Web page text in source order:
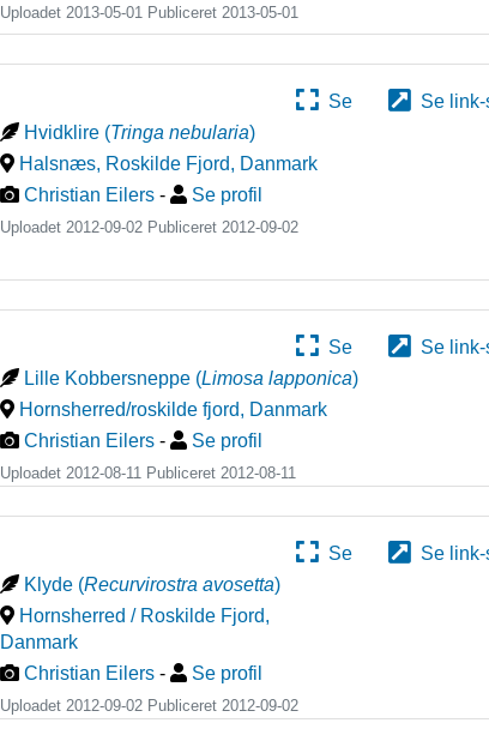
Uploadet 2013-05-01 Publiceret2013-05-01
Se
Se
Hvidklire (Tringa nebularia)
Halsnæs, Roskilde Fjord, Danmark
Christian Eilers - Se profil
Uploadet 2012-09-02 Publiceret 2012-09-02
Se
Se
Lille Kobbersneppe (Limosa lapponica)
Hornsherred/roskilde fjord, Danmark
Christian Eilers - Se profil
Uploadet 2012-08-11 Publiceret2012-08-11
Se
Se
Klyde (Recurvirostra avosetta)
Hornsherred / Roskilde Fjord,
Danmark
Christian Eilers - Se profil
Uploadet 2012-09-02 Publiceret2012-09-02